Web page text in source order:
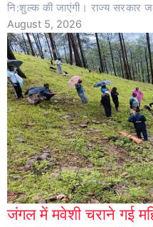
नि:शुल्क की जाएंगी। राज्य सरकार
August 5, 2026
जंगल में मवेशी चराने गई